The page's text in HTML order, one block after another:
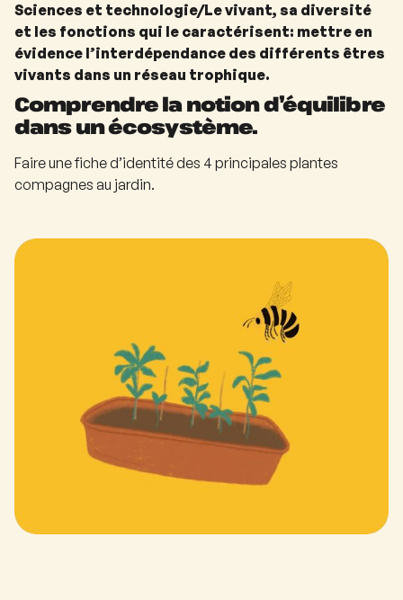
Sciences et technologie/Le vivant, sa diversité
et les fonctions qui le caractérisent: mettre en
évidence l’interdépendance des différents êtres
vivants dans un réseau trophique.
Comprendre la notion d’équilibre
dans un écosystème.
Faire une fiche d’identité des 4 principales plantes
compagnes au jardin.